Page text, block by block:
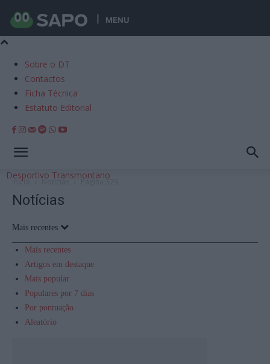
MENU
Sobre o DT
Contactos
Ficha Técnica
Estatuto Editorial
Desportivo Transmontano
Início Notícias Página 329
Notícias
Mais recentes
Mais recentes
Artigos em destaque
Mais popular
Populares por 7 dias
Por pontuação
Aleatório